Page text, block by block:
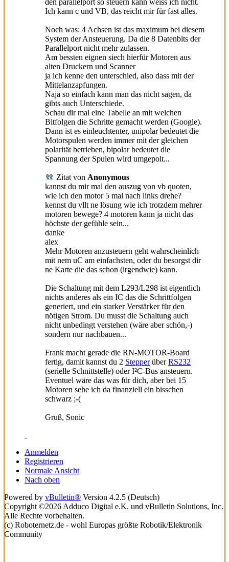
Ich kann c und VB, das reicht mir für fast alles.
Noch was: 4 Achsen ist das maximum bei diesem
System der Ansteuerung. Da die 8 Datenbits der
Parallelport nicht mehr zulassen.
Am bessten eignen siech hierfür Motoren aus
alten Druckern und Scanner
ja ich kenne den unterschied, also dass mit der
Mittelanzapfungen.
Naja so einfach kann man das nicht sagen, da
gibts auch Unterschiede.
Schau dir mal eine Tabelle an mit welchen
Bitfolgen die Schritte gemacht werden (Google).
Dann ist es einleuchtenter, unipolar bedeutet die
Motorspulen werden immer mit der gleichen
polarität betrieben, bipolar bedeutet die
Spannung der Spulen wird umgepolt...
Zitat von Anonymous
kannst du mir mal den auszug von vb quoten,
wie ich den motor 5 mal nach links drehe?
kennst du vllt ne lösung wie ich trotzdem mehrer
motoren bewege? 4 motoren kann ja nicht das
höchste der gefühle sein...
danke
alex
Mehr Motoren anzusteuern geht wahrscheinlich
mit nem uC am einfachsten, oder du besorgst dir
ne Karte die das schon (irgendwie) kann.
Die Schaltung mit dem L293/L298 ist eigentlich
nichts anderes als ein IC das die Schrittfolgen
generiert, und ein starker Verstärker für den
nötigen Strom. Du musst die Schaltung auch
nicht unbedingt verstehen (wäre aber schön,-)
sondern nur nachbauen...
Frank macht gerade die RN-MOTOR-Board
fertig, damit kannst du 2 StepperüberRS232
(serielle Schnittstelle) oder I²C-Bus ansteuern.
Eventuel wäre das was für dich, aber bei 15
Motoren sehe ich da finanziell ein bisschen
schwarz ;-(
Gruß, Sonic
Anmelden
Registrieren
Normale Ansicht
Nach oben
Powered by vBulletin® Version 4.2.5 (Deutsch)
Copyright ©2026 Adduco Digital e.K. und vBulletin Solutions, Inc.
Alle Rechte vorbehalten.
(c) Roboternetz.de - wohl Europas größte Robotik/Elektronik
Community